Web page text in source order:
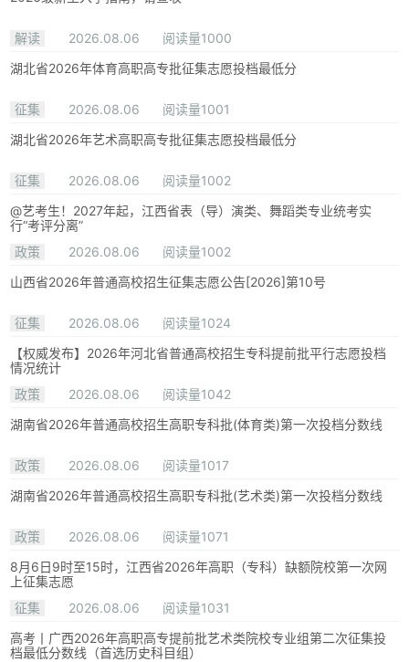
解读 2026.08.06
阅读量1000
湖北省2026年体育高职高专批征集志愿投档最低分
征集 2026.08.06
阅读量1001
湖北省2026年艺术高职高专批征集志愿投档最低分
征集 2026.08.06
阅读量1002
@艺考生！2027年起，江西省表（导）演类、舞蹈类专业统考实
行“考评分离”
政策
2026.08.06
阅读量1002
山西省2026年普通高校招生征集志愿公告[2026]第10号
征集 2026.08.06
阅读量1024
【权威发布】2026年河北省普通高校招生专科提前批平行志愿投档
情况统计
政策
2026.08.06
阅读量1042
湖南省2026年普通高校招生高职专科批(体育类)第一次投档分数线
政策 2026.08.06
阅读量1017
湖南省2026年普通高校招生高职专科批(艺术类)第一次投档分数线
政策 2026.08.06
阅读量1071
8月6日9时至15时，江西省2026年高职（专科）缺额院校第一次网
上征集志愿
征集
2026.08.06
阅读量1031
高考丨广西2026年高职高专提前批艺术类院校专业组第二次征集投
档最低分数线（首选历史科目组）